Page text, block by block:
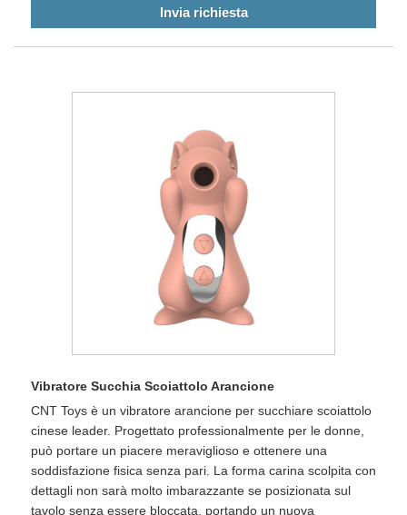
Invia richiesta
Vibratore Succhia Scoiattolo Arancione
CNT Toys è un vibratore arancione per succhiare scoiattolo
cinese leader. Progettato professionalmente per le donne,
può portare un piacere meraviglioso e ottenere una
soddisfazione fisica senza pari. La forma carina scolpita con
dettagli non sarà molto imbarazzante se posizionata sul
tavolo senza essere bloccata, portando un nuova